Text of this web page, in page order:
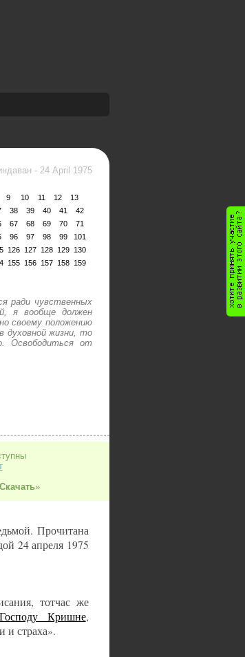
- 24 April 1975
9 10 11 12
13
38 39 40 41
42
67 68 69 70
71
96 97 98 99
101
126 127 128 129 130
155 156 157 158 159
ради чувственных
я вообще должен
своему положению
духовной жизни, то
Освободиться от
Скачать»
Прочитана
24 апреля 1975
тотчас же
Господу Кришне,
и страха».